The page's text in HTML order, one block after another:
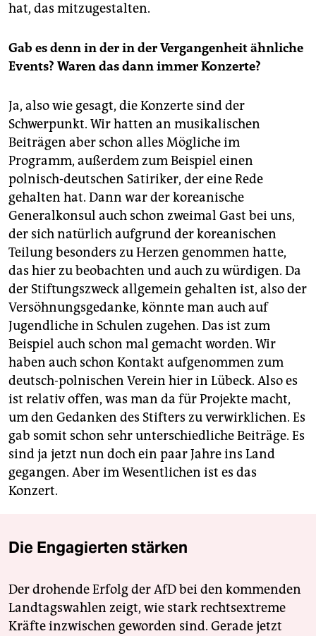
hat, das mitzugestalten.
Gab es denn in der in der Vergangenheit ähnliche
Events? Waren das dann immer Konzerte?
Ja, also wie gesagt, die Konzerte sind der
Schwerpunkt. Wir hatten an musikalischen
Beiträgen aber schon alles Mögliche im
Programm, außerdem zum Beispiel einen
polnisch-deutschen Satiriker, der eine Rede
gehalten hat. Dann war der koreanische
Generalkonsul auch schon zweimal Gast bei uns,
der sich natürlich aufgrund der koreanischen
Teilung besonders zu Herzen genommen hatte,
das hier zu beobachten und auch zu würdigen. Da
der Stiftungszweck allgemein gehalten ist, also der
Versöhnungsgedanke, könnte man auch auf
Jugendliche in Schulen zugehen. Das ist zum
Beispiel auch schon mal gemacht worden. Wir
haben auch schon Kontakt aufgenommen zum
deutsch-polnischen Verein hier in Lübeck. Also es
ist relativ offen, was man da für Projekte macht,
um den Gedanken des Stifters zu verwirklichen. Es
gab somit schon sehr unterschiedliche Beiträge. Es
sind ja jetzt nun doch ein paar Jahre ins Land
gegangen. Aber im Wesentlichen ist es das
Konzert.
Die Engagierten stärken
Der drohende Erfolg der AfD bei den kommenden
Landtagswahlen zeigt, wie stark rechtsextreme
Kräfte inzwischen geworden sind. Gerade jetzt